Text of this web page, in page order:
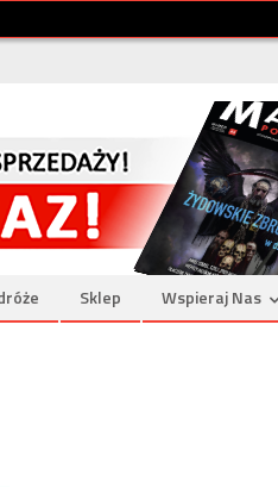
Sklep Wspieraj Nas